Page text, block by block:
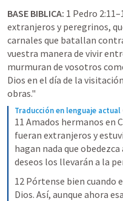
BASE BIBLICA: 1 Pedro
extranjeros y peregrinos,
carnales que batallan
vuestra manera de vivir
murmuran de vosotros
Dios en el día de la
obras."
Traducción en lenguaje actual
11 Amados hermanos en
fueran extranjeros y
hagan nada que
deseos los llevarán a la
12 Pórtense bien cuando
Dios. Así, aunque ahora